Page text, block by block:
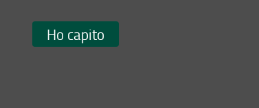
Email:scuola(AT)agraria.unifi.it
Ho capito